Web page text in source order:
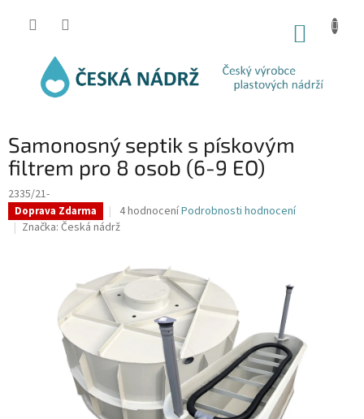
Samonosný septik s pískovým
filtrem pro 8 osob (6-9 EO)
2335/21-
Doprava Zdarma
Průměrné
hodnocení
4,5
z
5
hvězdiček.
4 hodnoceníPodrobnosti hodnocení
Značka: Česká nádrž